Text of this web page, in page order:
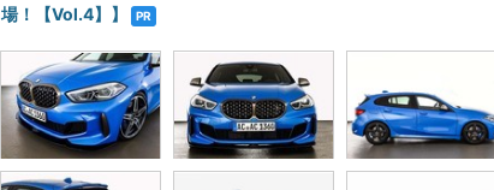
場！【Vol.4】】
PR